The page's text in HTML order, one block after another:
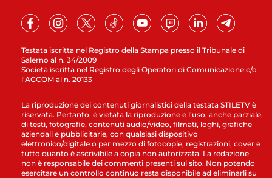
Testata iscritta nel Registro della Stampa presso il Tribunale di
Salerno al n. 34/2009
Società iscritta nel Registro degli Operatori di Comunicazione c/o
l’AGCOM al n. 20133
La riproduzione dei contenuti giornalistici della testata STILETV è
riservata. Pertanto, è vietata la riproduzione e l’uso, anche parziale,
di testi, fotografie, contenuti audio/video, filmati, loghi, grafiche
aziendali e pubblicitarie, con qualsiasi dispositivo
elettronico/digitale o per mezzo di fotocopie, registrazioni, cover e
tutto quanto è ascrivibile a copia non autorizzata. La redazione
non è responsabile dei commenti presenti sul sito. Non potendo
esercitare un controllo continuo resta disponibile ad eliminarli su